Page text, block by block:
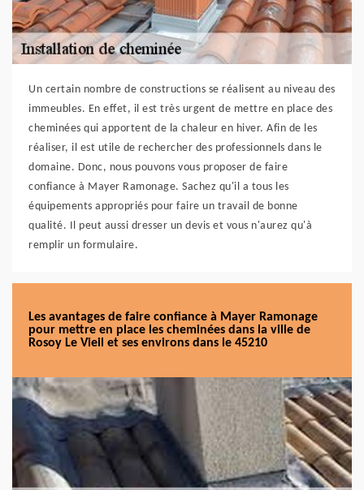
Un certain nombre de constructions se réalisent au niveau des
immeubles. En effet, il est très urgent de mettre en place des
cheminées qui apportent de la chaleur en hiver. Afin de les
réaliser, il est utile de rechercher des professionnels dans le
domaine. Donc, nous pouvons vous proposer de faire
confiance à Mayer Ramonage. Sachez qu'il a tous les
équipements appropriés pour faire un travail de bonne
qualité. Il peut aussi dresser un devis et vous n'aurez qu'à
remplir un formulaire.
Les avantages de faire confiance à Mayer Ramonage
pour mettre en place les cheminées dans la ville de
Rosoy Le Vieil et ses environs dans le 45210